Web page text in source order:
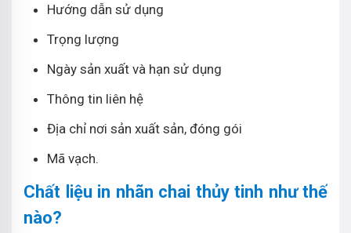
Hướng dẫn sử dụng
Trọng lượng
Ngày sản xuất và hạn sử dụng
Thông tin liên hệ
Địa chỉ nơi sản xuất sản, đóng gói
Mã vạch.
Chất liệu in nhãn chai thủy tinh như thế
nào?